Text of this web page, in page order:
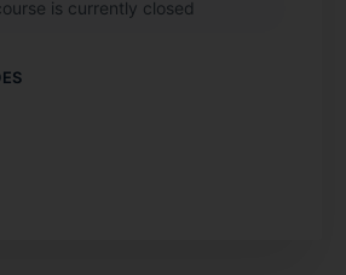
is currently closed